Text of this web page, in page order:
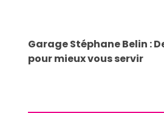
Garage Stéphane Belin :
pour mieux vous servir